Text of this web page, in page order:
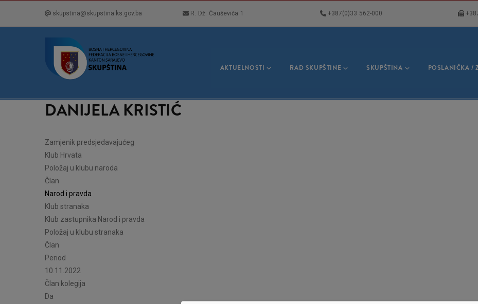
skupstina@skupstina.ks.gov.ba R. Dž. Čauševića 1 +387(0)33 562-000
NAVIGACIJA
AKTUELNOSTI RAD SKUPŠTINE SKUPŠTINA POSLANIČKA /
DANIJELA KRISTIĆ
Zamjenik predsjedavajućeg
Klub Hrvata
Položaj u klubu naroda
Član
Narod i pravda
Klub stranaka
Klub zastupnika Narod i pravda
Položaj u klubu stranaka
Član
Period
10.11.2022
Član kolegija
Da